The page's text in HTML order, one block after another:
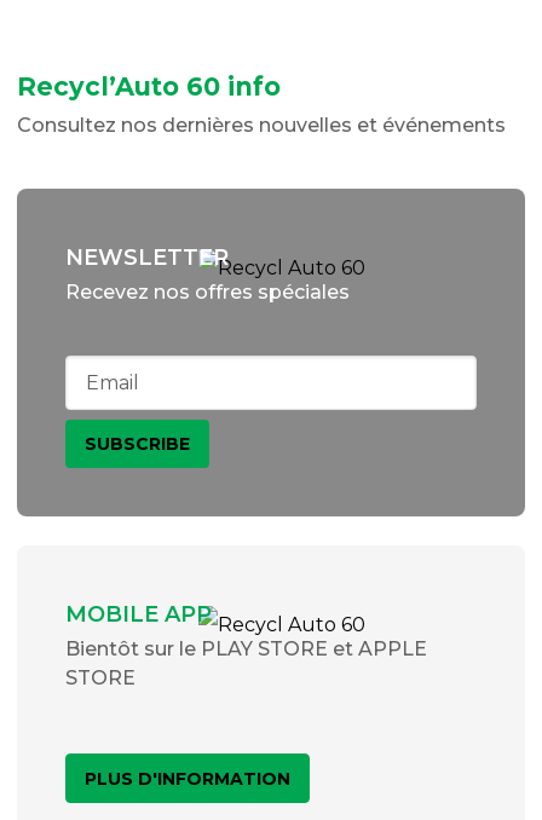
Recycl’Auto 60 info
Consultez nos dernières nouvelles et événements
NEWSLETTER
Recevez nos offres spéciales
MOBILE APP
Bientôt sur le PLAY STORE et APPLE
STORE
PLUS D'INFORMATION